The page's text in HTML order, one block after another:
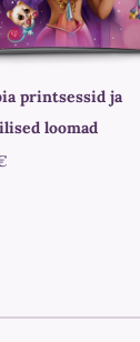
printsessid ja
loomad